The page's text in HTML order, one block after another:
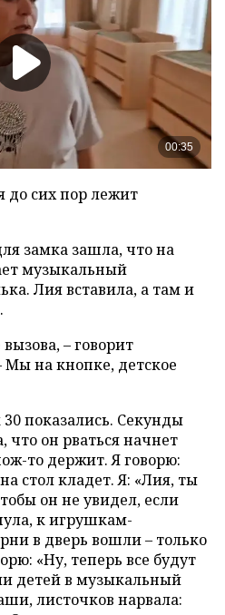
до сих пор лежит
замка зашла, что на
музыкальный
Лия вставила, а там и
– говорит
Мы на кнопке, детское
показались. Секунды
что он рваться начнет
то держит. Я говорю:
стол кладет. Я: «Лия, ты
он не увидел, если
к игрушкам-
в дверь вошли – только
«Ну, теперь все будут
детей в музыкальный
листочков нарвала: